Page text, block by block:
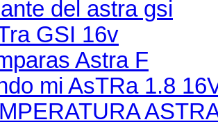
del astra gsi
GSI 16v
Astra F
mi AsTRa 1.8